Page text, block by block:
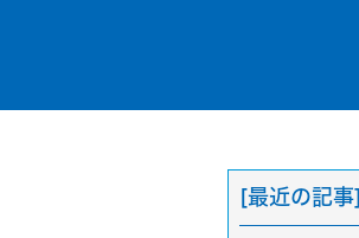
[最近の記事]